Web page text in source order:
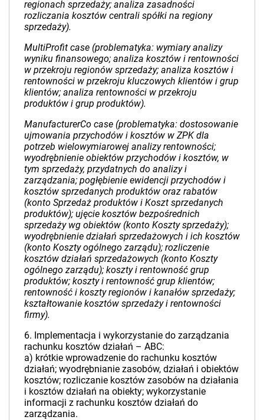
regionach sprzedaży; analiza zasadności
rozliczania kosztów centrali spółki na regiony
sprzedaży).
MultiProfit case (problematyka: wymiary analizy
wyniku finansowego; analiza kosztów i rentowności
w przekroju regionów sprzedaży; analiza kosztów i
rentowności w przekroju kluczowych klientów i grup
klientów; analiza rentowności w przekroju
produktów i grup produktów).
ManufacturerCo case (problematyka: dostosowanie
ujmowania przychodów i kosztów w ZPK dla
potrzeb wielowymiarowej analizy rentowności;
wyodrębnienie obiektów przychodów i kosztów, w
tym sprzedaży, przydatnych do analizy i
zarządzania; pogłębienie ewidencji przychodów i
kosztów sprzedanych produktów oraz rabatów
(konto Sprzedaż produktów i Koszt sprzedanych
produktów); ujęcie kosztów bezpośrednich
sprzedaży wg obiektów (konto Koszty sprzedaży);
wyodrębnienie działań sprzedażowych i ich kosztów
(konto Koszty ogólnego zarządu); rozliczenie
kosztów działań sprzedażowych (konto Koszty
ogólnego zarządu); koszty i rentowność grup
produktów; koszty i rentowność grup klientów;
rentowność i koszty regionów i kanałów sprzedaży;
kształtowanie kosztów sprzedaży i rentowności
firmy).
6. Implementacja i wykorzystanie do zarządzania
rachunku kosztów działań – ABC:
a) krótkie wprowadzenie do rachunku kosztów
działań; wyodrębnianie zasobów, działań i obiektów
kosztów; rozliczanie kosztów zasobów na działania
i kosztów działań na obiekty; wykorzystanie
informacji z rachunku kosztów działań do
zarządzania.